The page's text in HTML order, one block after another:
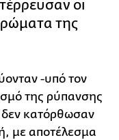
οι
της
-υπό τον
της ρύπανσης
κατόρθωσαν
με αποτέλεσμα